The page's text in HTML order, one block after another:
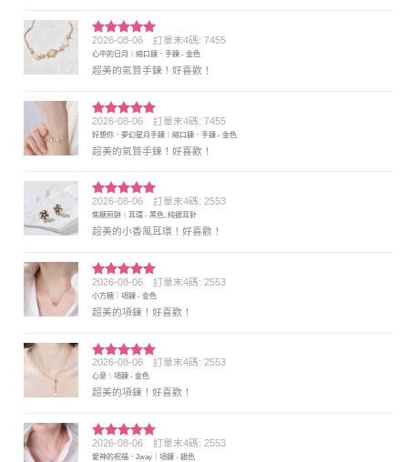
評分5 滿
分 5
2026-08-06 訂單末4碼: 7455
心中的日月｜縮口鍊．手鍊 - 金色
超美的氣質手鍊！好喜歡！
評分5滿
分 5
2026-08-06 訂單末4碼: 7455
好想你．夢幻星月手鍊｜縮口鍊．手鍊 - 金色
超美的氣質手鍊！好喜歡！
評分5 滿
分 5
2026-08-06 訂單末4碼: 2553
焦糖煎餅｜耳環 - 黑色, 純銀耳針
超美的小香風耳環！好喜歡！
評分5 滿
分 5
2026-08-06 訂單末4碼: 2553
小方糖｜項鍊 - 金色
超美的項鍊！好喜歡！
評分5 滿
分 5
2026-08-06 訂單末4碼: 2553
心意｜項鍊 - 金色
超美的項鍊！好喜歡！
評分5 滿
2026-08-06 訂單末4碼: 2553
愛神的祝福．2way｜項鍊 - 銀色